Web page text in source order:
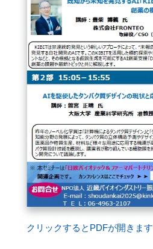
特別会員
施設・アクセス
FAQ
クリックするとPDFが開きます